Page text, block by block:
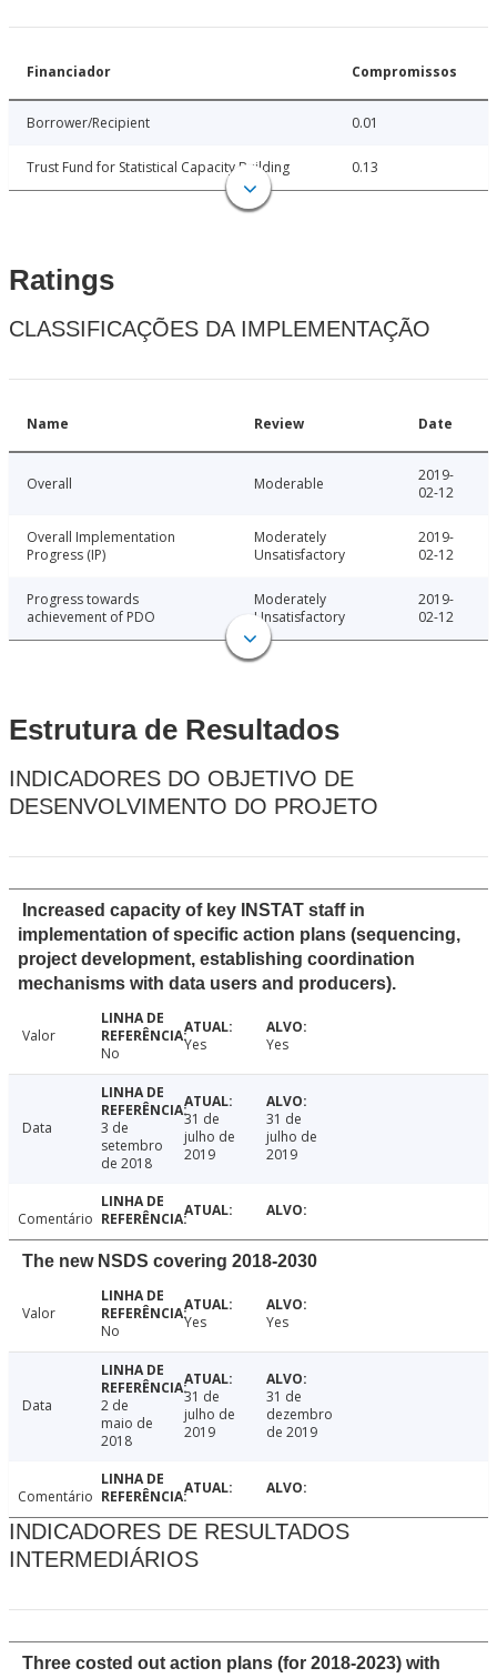
Financiador Compromissos
Borrower/Recipient 0.01
Trust Fund for Statistical Capacity Building 0.13
Ratings
CLASSIFICAÇÕES DA IMPLEMENTAÇÃO
Name Review Date
Overall Moderable
2019-
02-12
Overall Implementation
Progress (IP)
Moderately
Unsatisfactory
2019-
02-12
Progress towards
achievement of PDO
Moderately
Unsatisfactory
2019-
02-12
Estrutura de Resultados
INDICADORES DO OBJETIVO DE
DESENVOLVIMENTO DO PROJETO
Increased capacity of key INSTAT staff in
implementation of specific action plans (sequencing,
project development, establishing coordination
mechanisms with data users and producers).
Valor
No
Yes Yes
Data
3 de
setembro
de 2018
31 de
julho de
2019
31 de
julho de
2019
Comentário
The new NSDS covering 2018-2030
Valor
No
Yes Yes
Data
2 de
maio de
2018
31 de
julho de
2019
31 de
dezembro
de 2019
Comentário
INDICADORES DE RESULTADOS
INTERMEDIÁRIOS
Three costed out action plans (for 2018-2023) with